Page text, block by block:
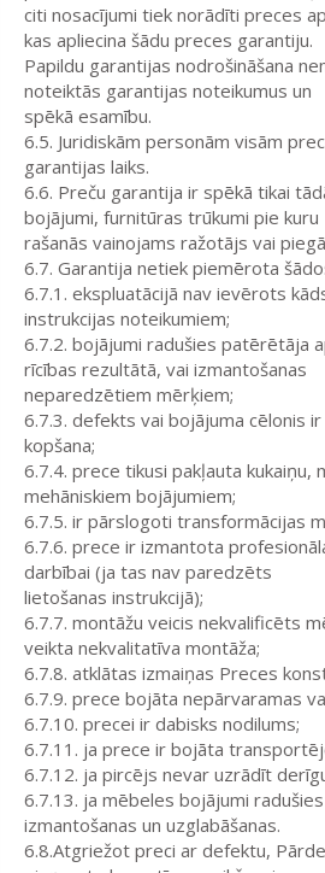
citi nosacījumi tiek norādīti preces
kas apliecina šādu preces garantiju.
Papildu garantijas nodrošināšana
noteiktās garantijas noteikumus un
spēkā esamību.
6.5. Juridiskām personām visām
garantijas laiks.
6.6. Preču garantija ir spēkā tikai
bojājumi, furnitūras trūkumi pie kuru
rašanās vainojams ražotājs vai
6.7. Garantija netiek piemērota
6.7.1. ekspluatācijā nav ievērots
instrukcijas noteikumiem;
6.7.2. bojājumi radušies patērētāja
rīcības rezultātā, vai izmantošanas
neparedzētiem mērķiem;
6.7.3. defekts vai bojājuma cēlonis
kopšana;
6.7.4. prece tikusi pakļauta kukaiņu,
mehāniskiem bojājumiem;
6.7.5. ir pārslogoti transformācijas
6.7.6. prece ir izmantota
darbībai (ja tas nav paredzēts
lietošanas instrukcijā);
6.7.7. montāžu veicis nekvalificēts
veikta nekvalitatīva montāža;
6.7.8. atklātas izmaiņas Preces
6.7.9. prece bojāta nepārvaramas
6.7.10. precei ir dabisks nodilums;
6.7.11. ja prece ir bojāta
6.7.12. ja pircējs nevar uzrādīt
6.7.13. ja mēbeles bojājumi
izmantošanas un uzglabāšanas.
6.8.Atgriežot preci ar defektu,